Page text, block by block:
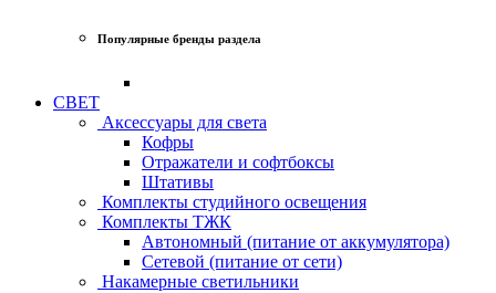
Популярные бренды раздела
СВЕТ
Аксессуары для света
Кофры
Отражатели и софтбоксы
Штативы
Комплекты студийного освещения
Комплекты ТЖК
Автономный (питание от аккумулятора)
Сетевой (питание от сети)
Накамерные светильники